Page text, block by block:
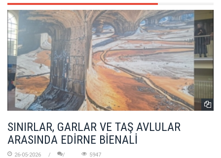
SINIRLAR, GARLAR VE TAŞ AVLULAR
ARASINDA EDİRNE BİENALİ
26-05-2026 5947